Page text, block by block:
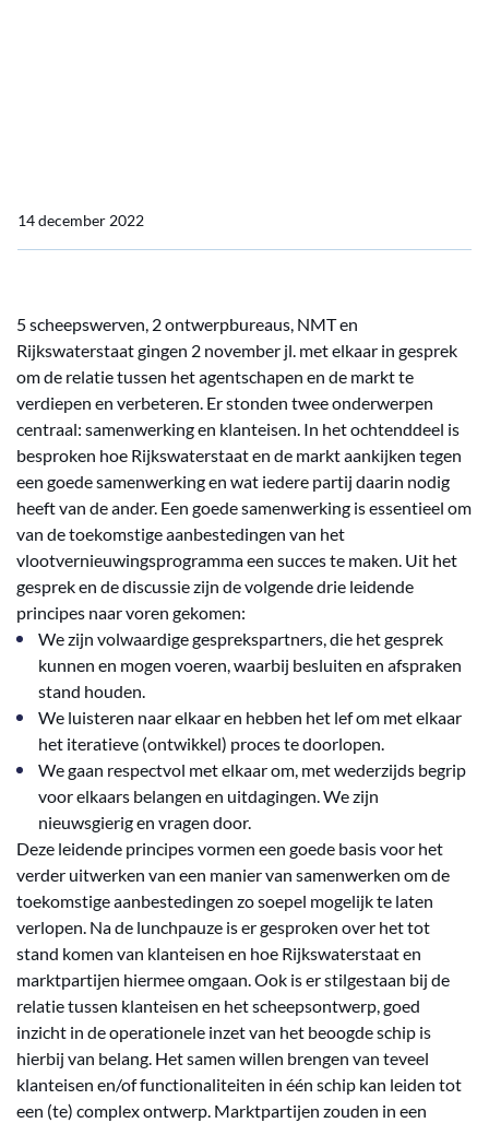
14 december 2022
5 scheepswerven, 2 ontwerpbureaus, NMT en
Rijkswaterstaat gingen 2 november jl. met elkaar in gesprek
om de relatie tussen het agentschapen en de markt te
verdiepen en verbeteren. Er stonden twee onderwerpen
centraal: samenwerking en klanteisen. In het ochtenddeel is
besproken hoe Rijkswaterstaat en de markt aankijken tegen
een goede samenwerking en wat iedere partij daarin nodig
heeft van de ander. Een goede samenwerking is essentieel om
van de toekomstige aanbestedingen van het
vlootvernieuwingsprogramma een succes te maken. Uit het
gesprek en de discussie zijn de volgende drie leidende
principes naar voren gekomen:
We zijn volwaardige gesprekspartners, die het gesprek
kunnen en mogen voeren, waarbij besluiten en afspraken
stand houden.
We luisteren naar elkaar en hebben het lef om met elkaar
het iteratieve (ontwikkel) proces te doorlopen.
We gaan respectvol met elkaar om, met wederzijds begrip
voor elkaars belangen en uitdagingen. We zijn
nieuwsgierig en vragen door.
Deze leidende principes vormen een goede basis voor het
verder uitwerken van een manier van samenwerken om de
toekomstige aanbestedingen zo soepel mogelijk te laten
verlopen. Na de lunchpauze is er gesproken over het tot
stand komen van klanteisen en hoe Rijkswaterstaat en
marktpartijen hiermee omgaan. Ook is er stilgestaan bij de
relatie tussen klanteisen en het scheepsontwerp, goed
inzicht in de operationele inzet van het beoogde schip is
hierbij van belang. Het samen willen brengen van teveel
klanteisen en/of functionaliteiten in één schip kan leiden tot
een (te) complex ontwerp. Marktpartijen zouden in een